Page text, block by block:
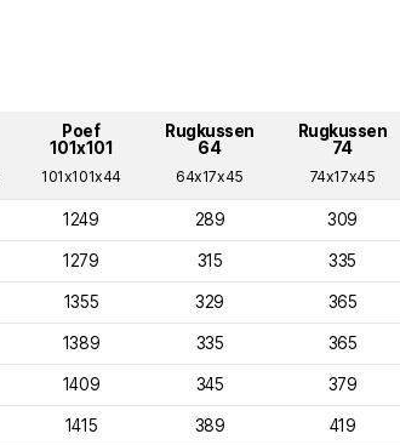
Poef
101x101
Rugkussen
64
Rugkussen
74
101x101x44 64x17x45 74x17x45
1249 289 309
1279 315 335
1355 329 365
1389 335 365
1409 345 379
1415 389 419